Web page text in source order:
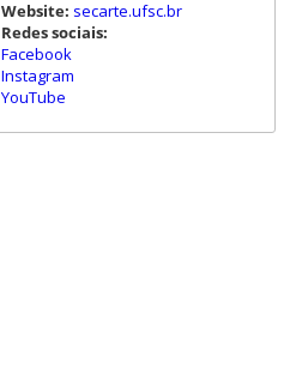
Website: secarte.ufsc.br
Redes sociais:
Facebook
Instagram
YouTube